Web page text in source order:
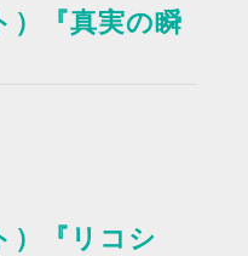
）『真実の瞬
）『リコシ